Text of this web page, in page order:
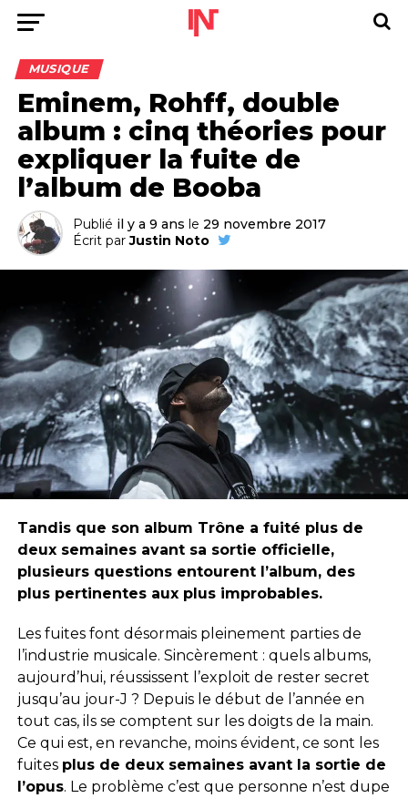
MUSIQUE
Eminem, Rohff, double
album : cinq théories pour
expliquer la fuite de
l’album de Booba
Publié il y a 9 ans le 29 novembre 2017
Écrit par Justin Noto
Tandis que son album Trône a fuité plus de
deux semaines avant sa sortie officielle,
plusieurs questions entourent l’album, des
plus pertinentes aux plus improbables.
Les fuites font désormais pleinement parties de
l’industrie musicale. Sincèrement : quels albums,
aujourd’hui, réussissent l’exploit de rester secret
jusqu’au jour-J ? Depuis le début de l’année en
tout cas, ils se comptent sur les doigts de la main.
Ce qui est, en revanche, moins évident, ce sont les
fuites plus de deux semaines avant la sortie de
l’opus. Le problème c’est que personne n’est dupe